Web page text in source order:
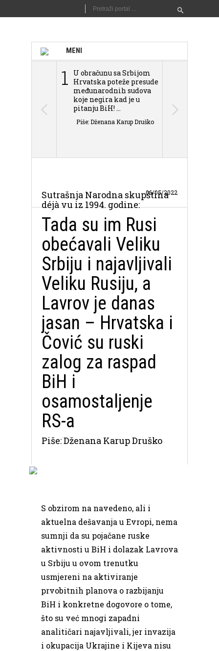
MENI
1
U obračunu sa Srbijom
Hrvatska poteže presude
međunarodnih sudova
koje negira kad je u
pitanju BiH! ...
Piše: Dženana Karup Druško
Sutrašnja Narodna skupština
déjà vu iz 1994. godine:
06/05/2022
Tada su im Rusi
obećavali Veliku
Srbiju i najavljivali
Veliku Rusiju, a
Lavrov je danas
jasan – Hrvatska i
Čović su ruski
zalog za raspad
BiH i
osamostaljenje
RS-a
Piše: Dženana Karup Druško
S obzirom na navedeno, ali i
aktuelna dešavanja u Evropi, nema
sumnji da su pojačane ruske
aktivnosti u BiH i dolazak Lavrova
u Srbiju u ovom trenutku
usmjereni na aktiviranje
prvobitnih planova o razbijanju
BiH i konkretne dogovore o tome,
što su već mnogi zapadni
analitičari najavljivali, jer invazija
i okupacija Ukrajine i Kijeva nisu